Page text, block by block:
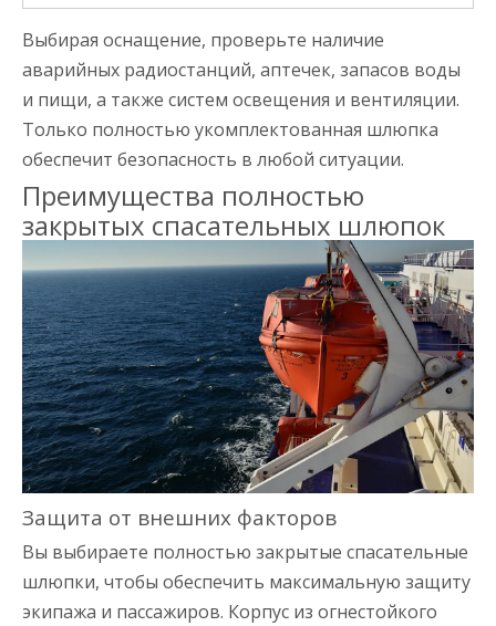
Выбирая оснащение, проверьте наличие
аварийных радиостанций, аптечек, запасов воды
и пищи, а также систем освещения и вентиляции.
Только полностью укомплектованная шлюпка
обеспечит безопасность в любой ситуации.
Преимущества полностью
закрытых спасательных шлюпок
Защита от внешних факторов
Вы выбираете полностью закрытые спасательные
шлюпки, чтобы обеспечить максимальную защиту
экипажа и пассажиров. Корпус из огнестойкого